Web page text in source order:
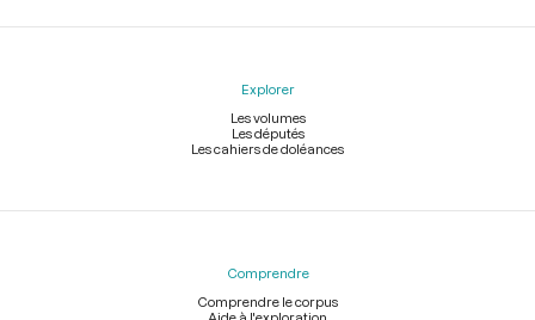
Explorer
Les volumes
Les députés
Les cahiers de doléances
Comprendre
Comprendre le corpus